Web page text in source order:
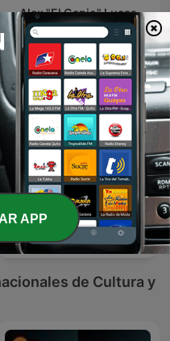
Alex "El Genio" Lucas
The Best of Coast to Coast
AM
de Cultura y
APP